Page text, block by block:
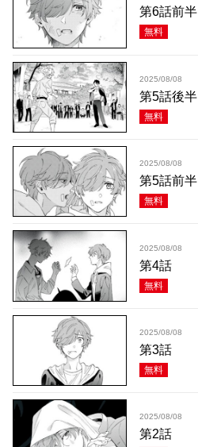
第6話前半
無料
2025/08/08
第5話後半
無料
2025/08/08
第5話前半
無料
2025/08/08
第4話
無料
2025/08/08
第3話
無料
2025/08/08
第2話